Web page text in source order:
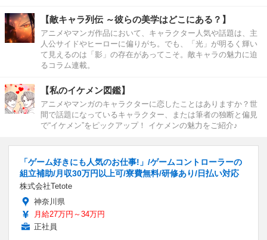
【敵キャラ列伝 ～彼らの美学はどこにある？】
アニメやマンガ作品において、キャラクター人気や話題は、主
人公サイドやヒーローに偏りがち。でも、「光」が明るく輝い
て見えるのは「影」の存在があってこそ。敵キャラの魅力に迫
るコラム連載。
【私のイケメン図鑑】
アニメやマンガのキャラクターに恋したことはありますか？世
間で話題になっているキャラクター、または筆者の独断と偏見
で“イケメン”をピックアップ！ イケメンの魅力をご紹介♪
「ゲーム好きにも人気のお仕事!」/ゲームコントローラーの
組立補助/月収30万円以上可/寮費無料/研修あり/日払い対応
株式会社Tetote
神奈川県
月給27万円～34万円
正社員